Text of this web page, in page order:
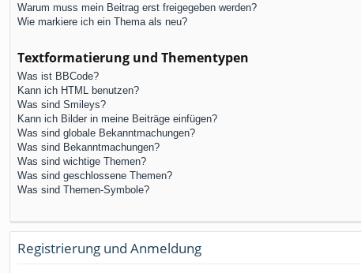
Warum muss mein Beitrag erst freigegeben werden?
Wie markiere ich ein Thema als neu?
Textformatierung und Thementypen
Was ist BBCode?
Kann ich HTML benutzen?
Was sind Smileys?
Kann ich Bilder in meine Beiträge einfügen?
Was sind globale Bekanntmachungen?
Was sind Bekanntmachungen?
Was sind wichtige Themen?
Was sind geschlossene Themen?
Was sind Themen-Symbole?
Registrierung und Anmeldung